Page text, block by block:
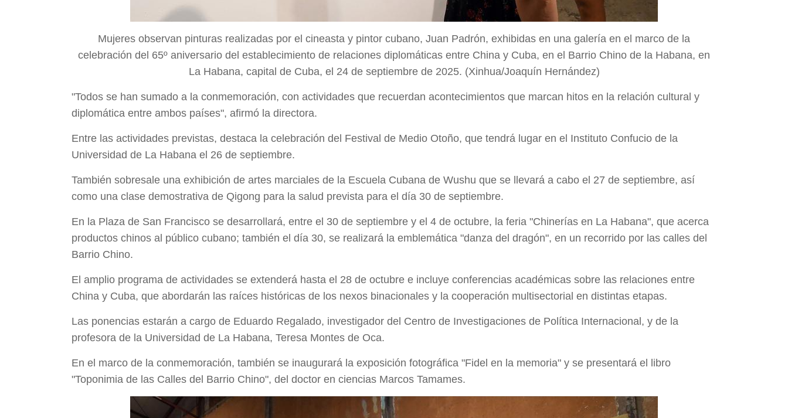
Mujeres observan pinturas realizadas por el cineasta y pintor cubano, Juan Padrón, exhibidas en una galería en el marco de la
celebración del 65º aniversario del establecimiento de relaciones diplomáticas entre China y Cuba, en el Barrio Chino de la Habana, en
La Habana, capital de Cuba, el 24 de septiembre de 2025. (Xinhua/Joaquín Hernández)
"Todos se han sumado a la conmemoración, con actividades que recuerdan acontecimientos que marcan hitos en la relación cultural y
diplomática entre ambos países", afirmó la directora.
Entre las actividades previstas, destaca la celebración del Festival de Medio Otoño, que tendrá lugar en el Instituto Confucio de la
Universidad de La Habana el 26 de septiembre.
También sobresale una exhibición de artes marciales de la Escuela Cubana de Wushu que se llevará a cabo el 27 de septiembre, así
como una clase demostrativa de Qigong para la salud prevista para el día 30 de septiembre.
En la Plaza de San Francisco se desarrollará, entre el 30 de septiembre y el 4 de octubre, la feria "Chinerías en La Habana", que acerca
productos chinos al público cubano; también el día 30, se realizará la emblemática "danza del dragón", en un recorrido por las calles del
Barrio Chino.
El amplio programa de actividades se extenderá hasta el 28 de octubre e incluye conferencias académicas sobre las relaciones entre
China y Cuba, que abordarán las raíces históricas de los nexos binacionales y la cooperación multisectorial en distintas etapas.
Las ponencias estarán a cargo de Eduardo Regalado, investigador del Centro de Investigaciones de Política Internacional, y de la
profesora de la Universidad de La Habana, Teresa Montes de Oca.
En el marco de la conmemoración, también se inaugurará la exposición fotográfica "Fidel en la memoria" y se presentará el libro
"Toponimia de las Calles del Barrio Chino", del doctor en ciencias Marcos Tamames.